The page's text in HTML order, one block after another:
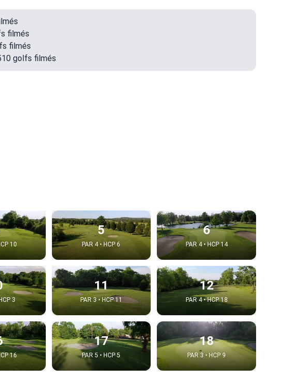
filmés
filmés
golfs filmés
10
5
PAR 4 • HCP 6
6
PAR 4 • HCP 14
3
11
PAR 3 • HCP 11
12
PAR 4 • HCP 18
16
17
PAR 5 • HCP 5
18
PAR 3 • HCP 9